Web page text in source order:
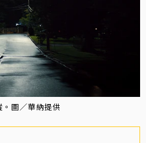
圖／華納提供